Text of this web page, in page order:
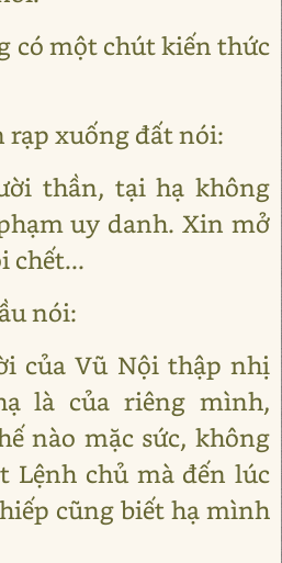
có một chút kiến thức
rạp xuống đất nói:
thần, tại hạ không
uy danh. Xin mở
chết...
nói:
của Vũ Nội thập nhị
là của riêng mình,
nào mặc sức, không
Lệnh chủ mà đến lúc
cũng biết hạ mình